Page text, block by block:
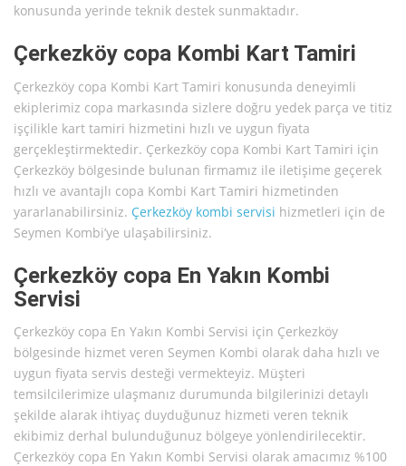
konusunda yerinde teknik destek sunmaktadır.
Çerkezköy copa Kombi Kart Tamiri
Çerkezköy copa Kombi Kart Tamiri konusunda deneyimli
ekiplerimiz copa markasında sizlere doğru yedek parça ve titiz
işçilikle kart tamiri hizmetini hızlı ve uygun fiyata
gerçekleştirmektedir. Çerkezköy copa Kombi Kart Tamiri için
Çerkezköy bölgesinde bulunan firmamız ile iletişime geçerek
hızlı ve avantajlı copa Kombi Kart Tamiri hizmetinden
yararlanabilirsiniz. Çerkezköy kombi servisi hizmetleri için de
Seymen Kombi’ye ulaşabilirsiniz.
Çerkezköy copa En Yakın Kombi
Servisi
Çerkezköy copa En Yakın Kombi Servisi için Çerkezköy
bölgesinde hizmet veren Seymen Kombi olarak daha hızlı ve
uygun fiyata servis desteği vermekteyiz. Müşteri
temsilcilerimize ulaşmanız durumunda bilgilerinizi detaylı
şekilde alarak ihtiyaç duyduğunuz hizmeti veren teknik
ekibimiz derhal bulunduğunuz bölgeye yönlendirilecektir.
Çerkezköy copa En Yakın Kombi Servisi olarak amacımız %100